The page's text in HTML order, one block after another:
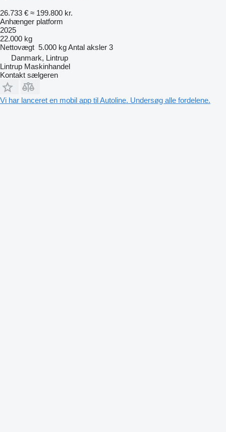
26.733 € ≈ 199.800 kr.
Anhænger platform
2025
22.000 kg
Nettovægt 5.000 kgAntal aksler 3
Danmark, Lintrup
Lintrup Maskinhandel
Kontakt sælgeren
Vi har lanceret en mobil app til Autoline. Undersøg alle fordelene.